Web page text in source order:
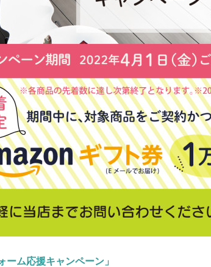
ーム応援キャンペーン」